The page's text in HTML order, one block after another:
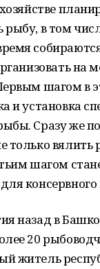
рыбу, в том
на
шагом в
и установка
Сразу же
только вялить
шагом
консервного
назад в
20
житель